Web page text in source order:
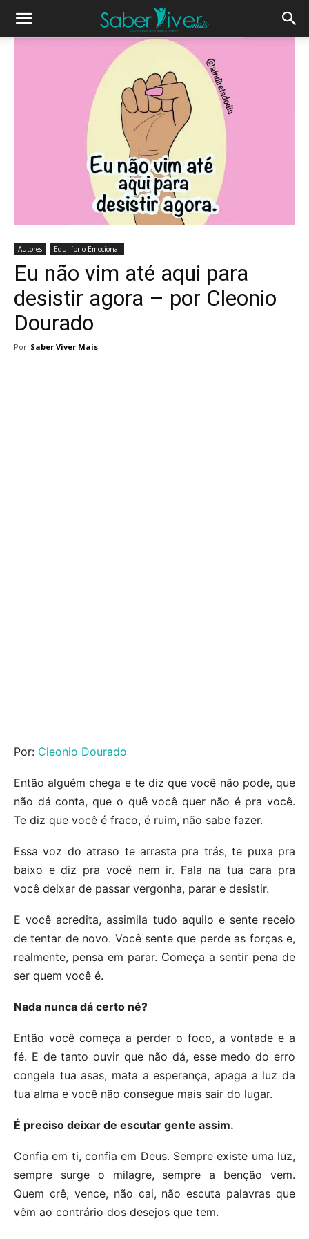
Autores Equilíbrio Emocional
Eu não vim até aqui para
desistir agora – por Cleonio
Dourado
Por Saber Viver Mais -
Por: Cleonio Dourado
Então alguém chega e te diz que você não pode, que
não dá conta, que o quê você quer não é pra você.
Te diz que você é fraco, é ruim, não sabe fazer.
Essa voz do atraso te arrasta pra trás, te puxa pra
baixo e diz pra você nem ir. Fala na tua cara pra
você deixar de passar vergonha, parar e desistir.
E você acredita, assimila tudo aquilo e sente receio
de tentar de novo. Você sente que perde as forças e,
realmente, pensa em parar. Começa a sentir pena de
ser quem você é.
Nada nunca dá certo né?
Então você começa a perder o foco, a vontade e a
fé. E de tanto ouvir que não dá, esse medo do erro
congela tua asas, mata a esperança, apaga a luz da
tua alma e você não consegue mais sair do lugar.
É preciso deixar de escutar gente assim.
Confia em ti, confia em Deus. Sempre existe uma luz,
sempre surge o milagre, sempre a benção vem.
Quem crê, vence, não cai, não escuta palavras que
vêm ao contrário dos desejos que tem.